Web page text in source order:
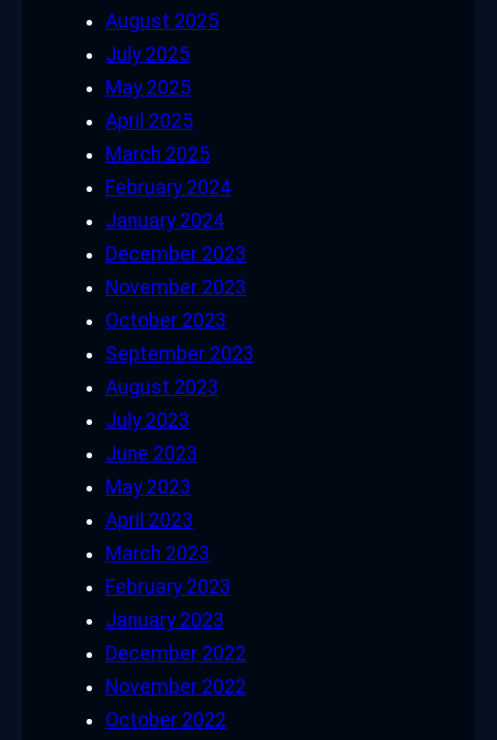
August 2025
July 2025
May 2025
April 2025
March 2025
February 2024
January 2024
December 2023
November 2023
October 2023
September 2023
August 2023
July 2023
June 2023
May 2023
April 2023
March 2023
February 2023
January 2023
December 2022
November 2022
October 2022